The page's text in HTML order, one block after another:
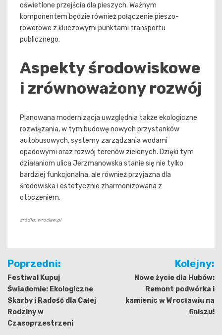
oświetlone przejścia dla pieszych. Ważnym
komponentem będzie również połączenie pieszo-
rowerowe z kluczowymi punktami transportu
publicznego.
Aspekty środowiskowe
i zrównoważony rozwój
Planowana modernizacja uwzględnia także ekologiczne
rozwiązania, w tym budowę nowych przystanków
autobusowych, systemy zarządzania wodami
opadowymi oraz rozwój terenów zielonych. Dzięki tym
działaniom ulica Jerzmanowska stanie się nie tylko
bardziej funkcjonalna, ale również przyjazna dla
środowiska i estetycznie zharmonizowana z
otoczeniem.
źródło: wroclaw.pl
Nawigacja
wpisu
Poprzedni:
Festiwal Kupuj
Świadomie: Ekologiczne
Skarby i Radość dla Całej
Rodziny w
Czasoprzestrzeni
Kolejny:
Nowe życie dla Hubów:
Remont podwórka i
kamienic w Wrocławiu na
finiszu!